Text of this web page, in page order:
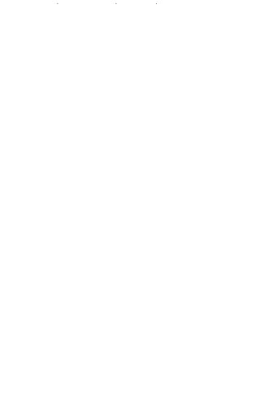
Demanda, apoyándose en la participación y